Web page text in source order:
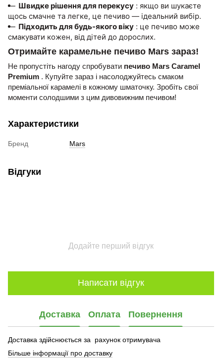
Швидке рішення для перекусу : якщо ви шукаєте
щось смачне та легке, це печиво — ідеальний вибір.
Підходить для будь-якого віку : це печиво може
смакувати кожен, від дітей до дорослих.
Отримайте карамельне печиво Mars зараз!
Не пропустіть нагоду спробувати печиво Mars Caramel
Premium . Купуйте зараз і насолоджуйтесь смаком
преміальної карамелі в кожному шматочку. Зробіть свої
моменти солодшими з цим дивовижним печивом!
Характеристики
Бренд Mars
Відгуки
Додайте перший відгук
Написати відгук
Доставка Оплата Повернення
Доставка здійснюється за рахунок отримувача
Більше інформації про доставку